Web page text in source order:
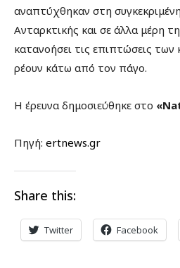
αναπτύχθηκαν στη
Ανταρκτικής και σε άλλα μέρη
κατανοήσει τις επιπτώσεις
ρέουν κάτω από τον πάγο.
Η έρευνα δημοσιεύθηκε στο
Πηγή: ertnews.gr
Share this:
Twitter Facebook